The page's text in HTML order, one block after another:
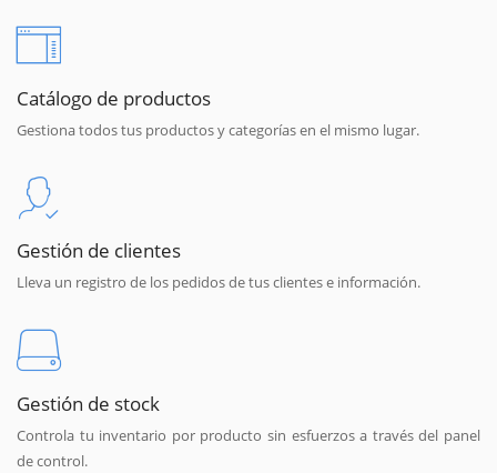
Catálogo de productos
Gestiona todos tus productos y categorías en el mismo lugar.
Gestión de clientes
Lleva un registro de los pedidos de tus clientes e información.
Gestión de stock
Controla tu inventario por producto sin esfuerzos a través del panel
de control.